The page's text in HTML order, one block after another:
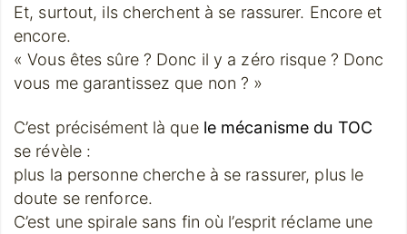
Et, surtout, ils cherchent à se rassurer. Encore et
encore.
« Vous êtes sûre ? Donc il y a zéro risque ? Donc
vous me garantissez que non ? »
C’est précisément là que le mécanisme du TOC
se révèle :
plus la personne cherche à se rassurer, plus le
doute se renforce.
C’est une spirale sans fin où l’esprit réclame une